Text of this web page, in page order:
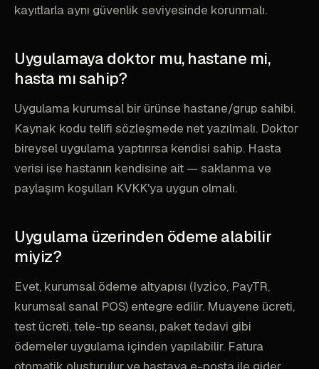
kayıtlarla aynı güvenlik seviyesinde korunmalı.
Uygulamaya doktor mu, hastane mi,
hasta mı sahip?
Uygulama kurumsal bir ürünse hastane/grup sahibi.
Kaynak kodu telifi sözleşmede net yazılmalı. Doktor
bireysel uygulama yaptırırsa kendisi sahip. Hasta
verisi ise hastanın kendisine ait — saklanma ve
paylaşım koşulları KVKK'ya uygun olmalı.
Uygulama üzerinden ödeme alabilir
miyiz?
Evet, kurumsal ödeme altyapısı (Iyzico, PayTR,
kurumsal sanal POS) entegre edilir. Muayene ücreti,
test ücreti, tele-tıp seansı, paket tedavi gibi
ödemeler uygulama içinden yapılabilir. Fatura